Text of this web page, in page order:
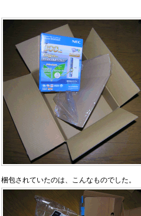
梱包されていたのは、こんなものでした。